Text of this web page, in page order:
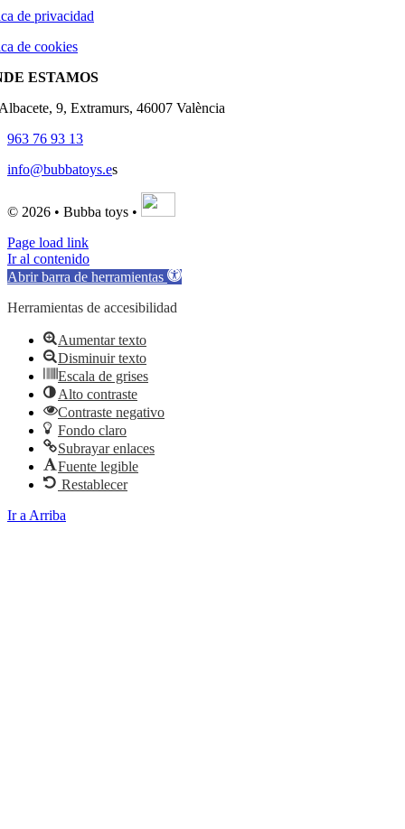
de privacidad
de cookies
ESTAMOS
9, Extramurs, 46007 València
963 76 93 13
info@bubbatoys.es
© 2026 • Bubba toys •
Page load link
Ir al contenido
Abrir barra de herramientas
Herramientas de accesibilidad
Aumentar texto
Disminuir texto
Escala de grises
Alto contraste
Contraste negativo
Fondo claro
Subrayar enlaces
Fuente legible
Restablecer
Ir a Arriba